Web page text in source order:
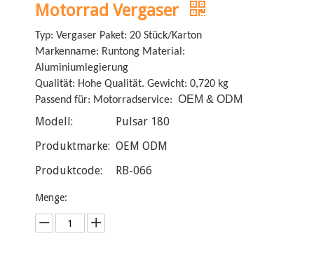
Motorrad Vergaser
Typ: Vergaser Paket: 20 Stück/Karton
Markenname: Runtong Material:
Aluminiumlegierung
Qualität: Hohe Qualität. Gewicht: 0,720 kg
Passend für: Motorradservice: OEM & ODM
Modell:
Pulsar 180
Produktmarke: OEM ODM
Produktcode:
RB-066
Menge: